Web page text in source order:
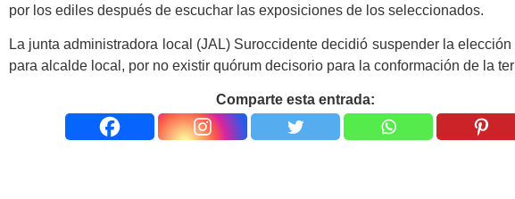
por los ediles después de escuchar las exposiciones de los seleccionados.
La junta administradora local (JAL) Suroccidente decidió suspender la elección
para alcalde local, por no existir quórum decisorio para la conformación de la
Comparte esta entrada: